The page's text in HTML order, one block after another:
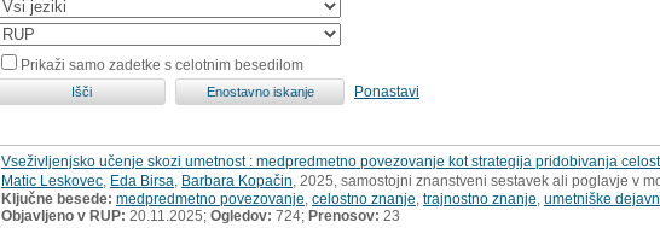
Prikaži samo zadetke s celotnim besedilom
Ponastavi
Vseživljenjsko učenje skozi umetnost : medpredmetno povezovanje kot strategija pridobivanja
Matic Leskovec Eda Birsa Barbara Kopačin , 2025, samostojni znanstveni sestavek ali poglavje v
Ključne besede: medpredmetno povezovanje celostno znanje trajnostno znanje umetniške
Objavljeno v RUP: 20.11.2025; Ogledov: 724; Prenosov: 23